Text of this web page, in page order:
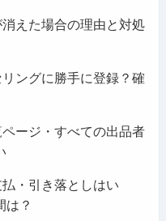
えた場合の理由と対処
ングに勝手に登録？確
ージ・すべての出品者
・引き落としはい
は？